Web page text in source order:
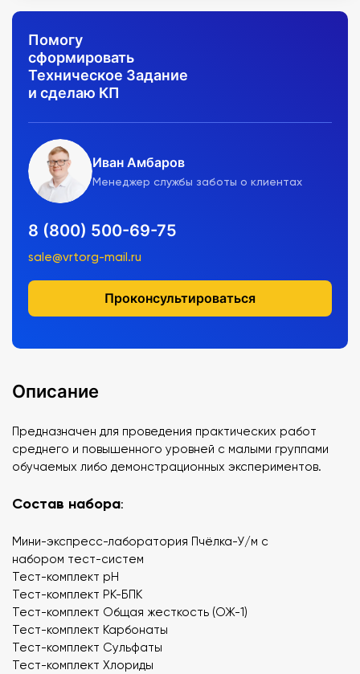
Помогу
сформировать
Техническое Задание
и сделаю КП
Иван Амбаров
Менеджер службы заботы о клиентах
8 (800) 500-69-75
sale@vrtorg-mail.ru
Проконсультироваться
Описание
Предназначен для проведения практических работ
среднего и повышенного уровней с малыми группами
обучаемых либо демонстрационных экспериментов.
Состав набора:
Мини-экспресс-лаборатория Пчёлка-У/м с
набором тест-систем
Тест-комплект рН
Тест-комплект РК-БПК
Тест-комплект Общая жесткость (ОЖ-1)
Тест-комплект Карбонаты
Тест-комплект Сульфаты
Тест-комплект Хлориды